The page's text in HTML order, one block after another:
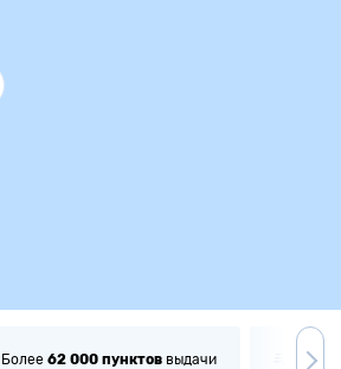
Более 62 000 пунктов выдачи